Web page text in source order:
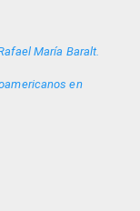
María Baralt.
en